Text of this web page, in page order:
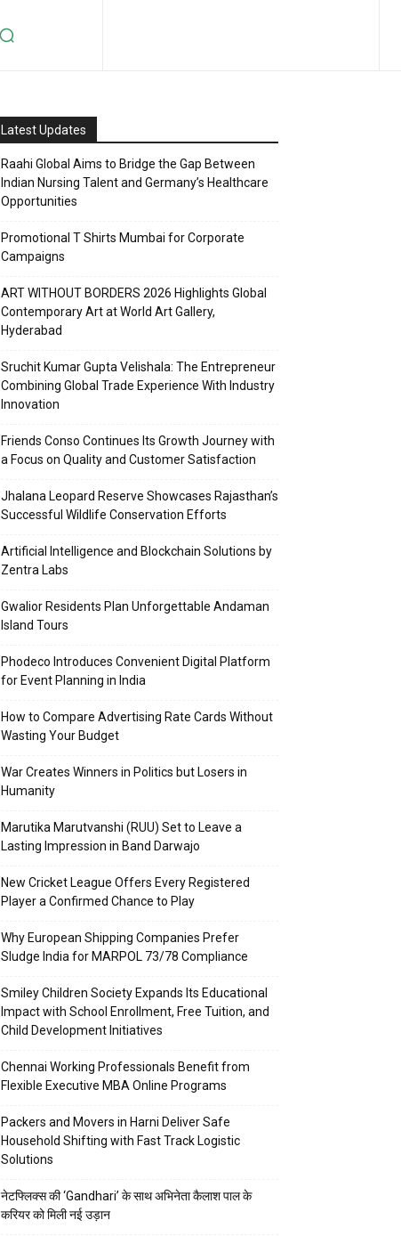
Latest Updates
Raahi Global Aims to Bridge the Gap Between
Indian Nursing Talent and Germany’s Healthcare
Opportunities
Promotional T Shirts Mumbai for Corporate
Campaigns
ART WITHOUT BORDERS 2026 Highlights Global
Contemporary Art at World Art Gallery,
Hyderabad
Sruchit Kumar Gupta Velishala: The Entrepreneur
Combining Global Trade Experience With Industry
Innovation
Friends Conso Continues Its Growth Journey with
a Focus on Quality and Customer Satisfaction
Jhalana Leopard Reserve Showcases Rajasthan’s
Successful Wildlife Conservation Efforts
Artificial Intelligence and Blockchain Solutions by
Zentra Labs
Gwalior Residents Plan Unforgettable Andaman
Island Tours
Phodeco Introduces Convenient Digital Platform
for Event Planning in India
How to Compare Advertising Rate Cards Without
Wasting Your Budget
War Creates Winners in Politics but Losers in
Humanity
Marutika Marutvanshi (RUU) Set to Leave a
Lasting Impression in Band Darwajo
New Cricket League Offers Every Registered
Player a Confirmed Chance to Play
Why European Shipping Companies Prefer
Sludge India for MARPOL 73/78 Compliance
Smiley Children Society Expands Its Educational
Impact with School Enrollment, Free Tuition, and
Child Development Initiatives
Chennai Working Professionals Benefit from
Flexible Executive MBA Online Programs
Packers and Movers in Harni Deliver Safe
Household Shifting with Fast Track Logistic
Solutions
नेटफ्लिक्स की ‘Gandhari’ के साथ अभिनेता कैलाश पाल के
करियर को मिली नई उड़ान